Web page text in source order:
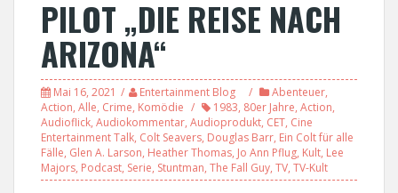
PILOT „DIE REISE NACH
ARIZONA“
Mai 16, 2021 Entertainment Blog Abenteuer,
Action, Alle, Crime, Komödie 1983, 80er Jahre, Action,
Audioflick, Audiokommentar, Audioprodukt, CET, Cine
Entertainment Talk, Colt Seavers, Douglas Barr, Ein Colt für alle
Fälle, Glen A. Larson, Heather Thomas, Jo Ann Pflug, Kult, Lee
Majors, Podcast, Serie, Stuntman, The Fall Guy, TV, TV-Kult